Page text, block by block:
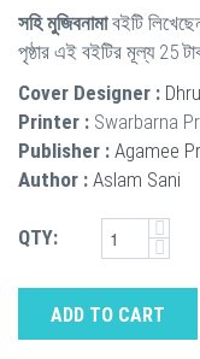
সহি মুজিবনামাবইটি
পৃষ্ঠার এই বইটির মূল্য 25
Cover Designer :
Printer : Swarbarna
Publisher : Agamee
Author : Aslam Sani
QTY:
ADD TO CART